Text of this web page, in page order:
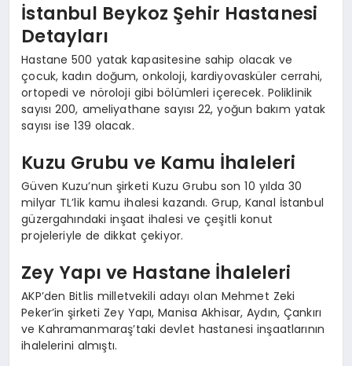
İstanbul Beykoz Şehir Hastanesi
Detayları
Hastane 500 yatak kapasitesine sahip olacak ve
çocuk, kadın doğum, onkoloji, kardiyovasküler cerrahi,
ortopedi ve nöroloji gibi bölümleri içerecek. Poliklinik
sayısı 200, ameliyathane sayısı 22, yoğun bakım yatak
sayısı ise 139 olacak.
Kuzu Grubu ve Kamu İhaleleri
Güven Kuzu’nun şirketi Kuzu Grubu son 10 yılda 30
milyar TL’lik kamu ihalesi kazandı. Grup, Kanal İstanbul
güzergahındaki inşaat ihalesi ve çeşitli konut
projeleriyle de dikkat çekiyor.
Zey Yapı ve Hastane İhaleleri
AKP’den Bitlis milletvekili adayı olan Mehmet Zeki
Peker’in şirketi Zey Yapı, Manisa Akhisar, Aydın, Çankırı
ve Kahramanmaraş’taki devlet hastanesi inşaatlarının
ihalelerini almıştı.